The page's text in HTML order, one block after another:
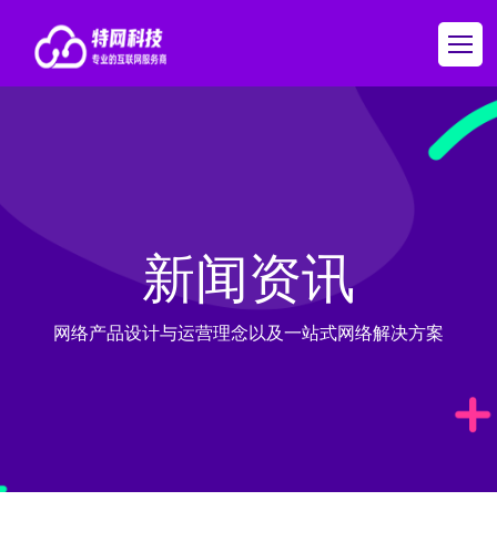
新闻资讯
网络产品设计与运营理念以及一站式网络解决方案